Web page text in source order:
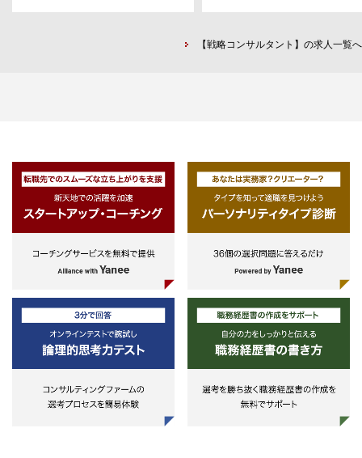
事業計画の立案支援、情報システ
上記の経験に加え、数十名以上の
テム開発に関する基礎的な知見
③医療・疾病予防・介護・障害分
を中心とした政策・制度に関する
心（知見があれば尚可）
④論理的思考力、ドキュメンテー
ョン・コミュニケーション・プレ
ンテーションスキル
【戦略コンサルタント】の求人一覧へ